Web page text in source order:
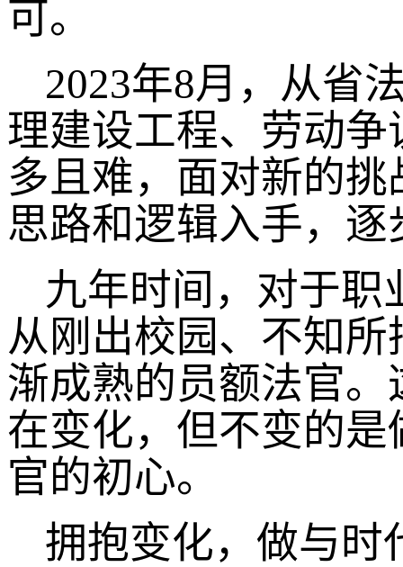
可。
2023年8月，从省
理建设工程、劳动
多且难，面对新的
思路和逻辑入手，
九年时间，对于职
从刚出校园、不知
渐成熟的员额法官
在变化，但不变的
官的初心。
拥抱变化，做与时